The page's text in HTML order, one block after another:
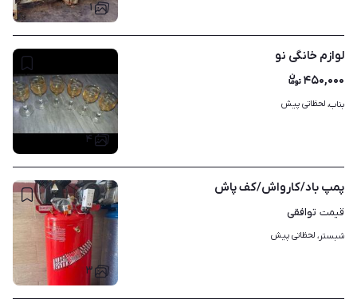
۱
۴
لوازم خانگی نو
۴۵۰,۰۰۰
بناب، لحظاتی پیش
۳
پمپ باد/کارواش/کف پاش
قیمت توافقی
شبستر، لحظاتی پیش